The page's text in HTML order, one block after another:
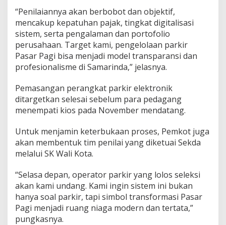
“Penilaiannya akan berbobot dan objektif,
mencakup kepatuhan pajak, tingkat digitalisasi
sistem, serta pengalaman dan portofolio
perusahaan. Target kami, pengelolaan parkir
Pasar Pagi bisa menjadi model transparansi dan
profesionalisme di Samarinda,” jelasnya.
Pemasangan perangkat parkir elektronik
ditargetkan selesai sebelum para pedagang
menempati kios pada November mendatang.
Untuk menjamin keterbukaan proses, Pemkot juga
akan membentuk tim penilai yang diketuai Sekda
melalui SK Wali Kota.
“Selasa depan, operator parkir yang lolos seleksi
akan kami undang. Kami ingin sistem ini bukan
hanya soal parkir, tapi simbol transformasi Pasar
Pagi menjadi ruang niaga modern dan tertata,”
pungkasnya.